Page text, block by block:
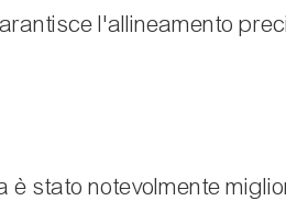
l'allineamento
stato notevolmente